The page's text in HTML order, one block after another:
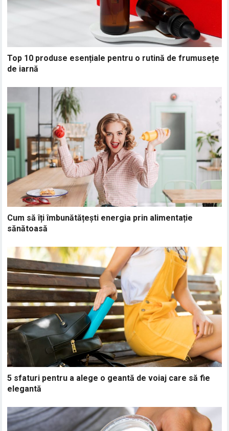
Top 10 produse esențiale pentru o rutină de frumusețe
de iarnă
Cum să îți îmbunătățești energia prin alimentație
sănătoasă
5 sfaturi pentru a alege o geantă de voiaj care să fie
elegantă